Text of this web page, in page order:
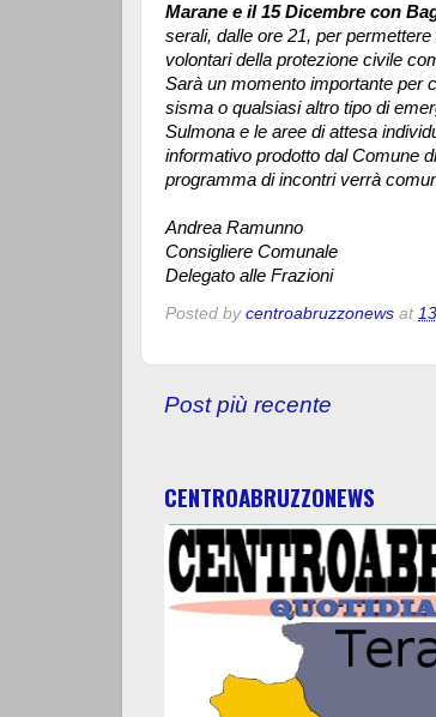
Marane e il 15 Dicembre con
serali, dalle ore 21, per
volontari della protezione civile
Sarà un momento importante per
sisma o qualsiasi altro tipo di
Sulmona e le aree di attesa
informativo prodotto dal Comune
programma di incontri verrà
Andrea Ramunno
Consigliere Comunale
Delegato alle Frazioni
Posted by centroabruzzonews at
Post più recente
CENTROABRUZZONEWS